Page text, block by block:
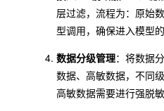
层过滤，流程为：原
型调用，确保进入模型
数据分级管理：将数据
数据、高敏数据，不同
高敏数据需要进行强脱